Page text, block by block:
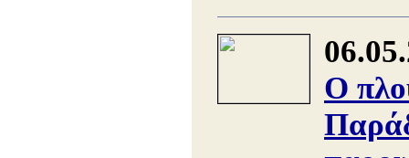
Ο